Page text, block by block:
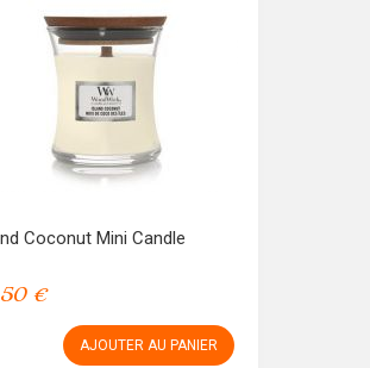
Coconut Mini Candle
€
AJOUTER AU PANIER